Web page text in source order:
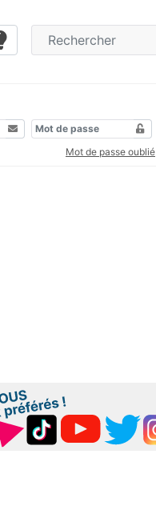
Mot de passe oublié